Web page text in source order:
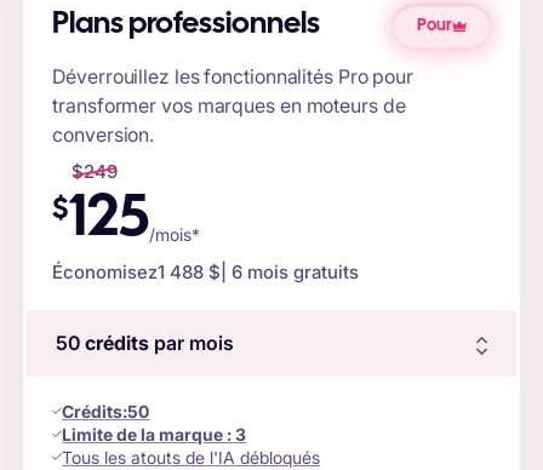
Plans professionnels Pour
Déverrouillez les fonctionnalités Pro pour
transformer vos marques en moteurs de
conversion.
$249
$125/mois*
Économisez1 488 $ | 6 mois gratuits
50 créditspar mois
Crédits:50
Limite de la marque :3
Tous les atouts de l'IA débloqués